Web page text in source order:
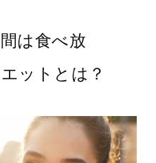
は食べ放
ットとは？